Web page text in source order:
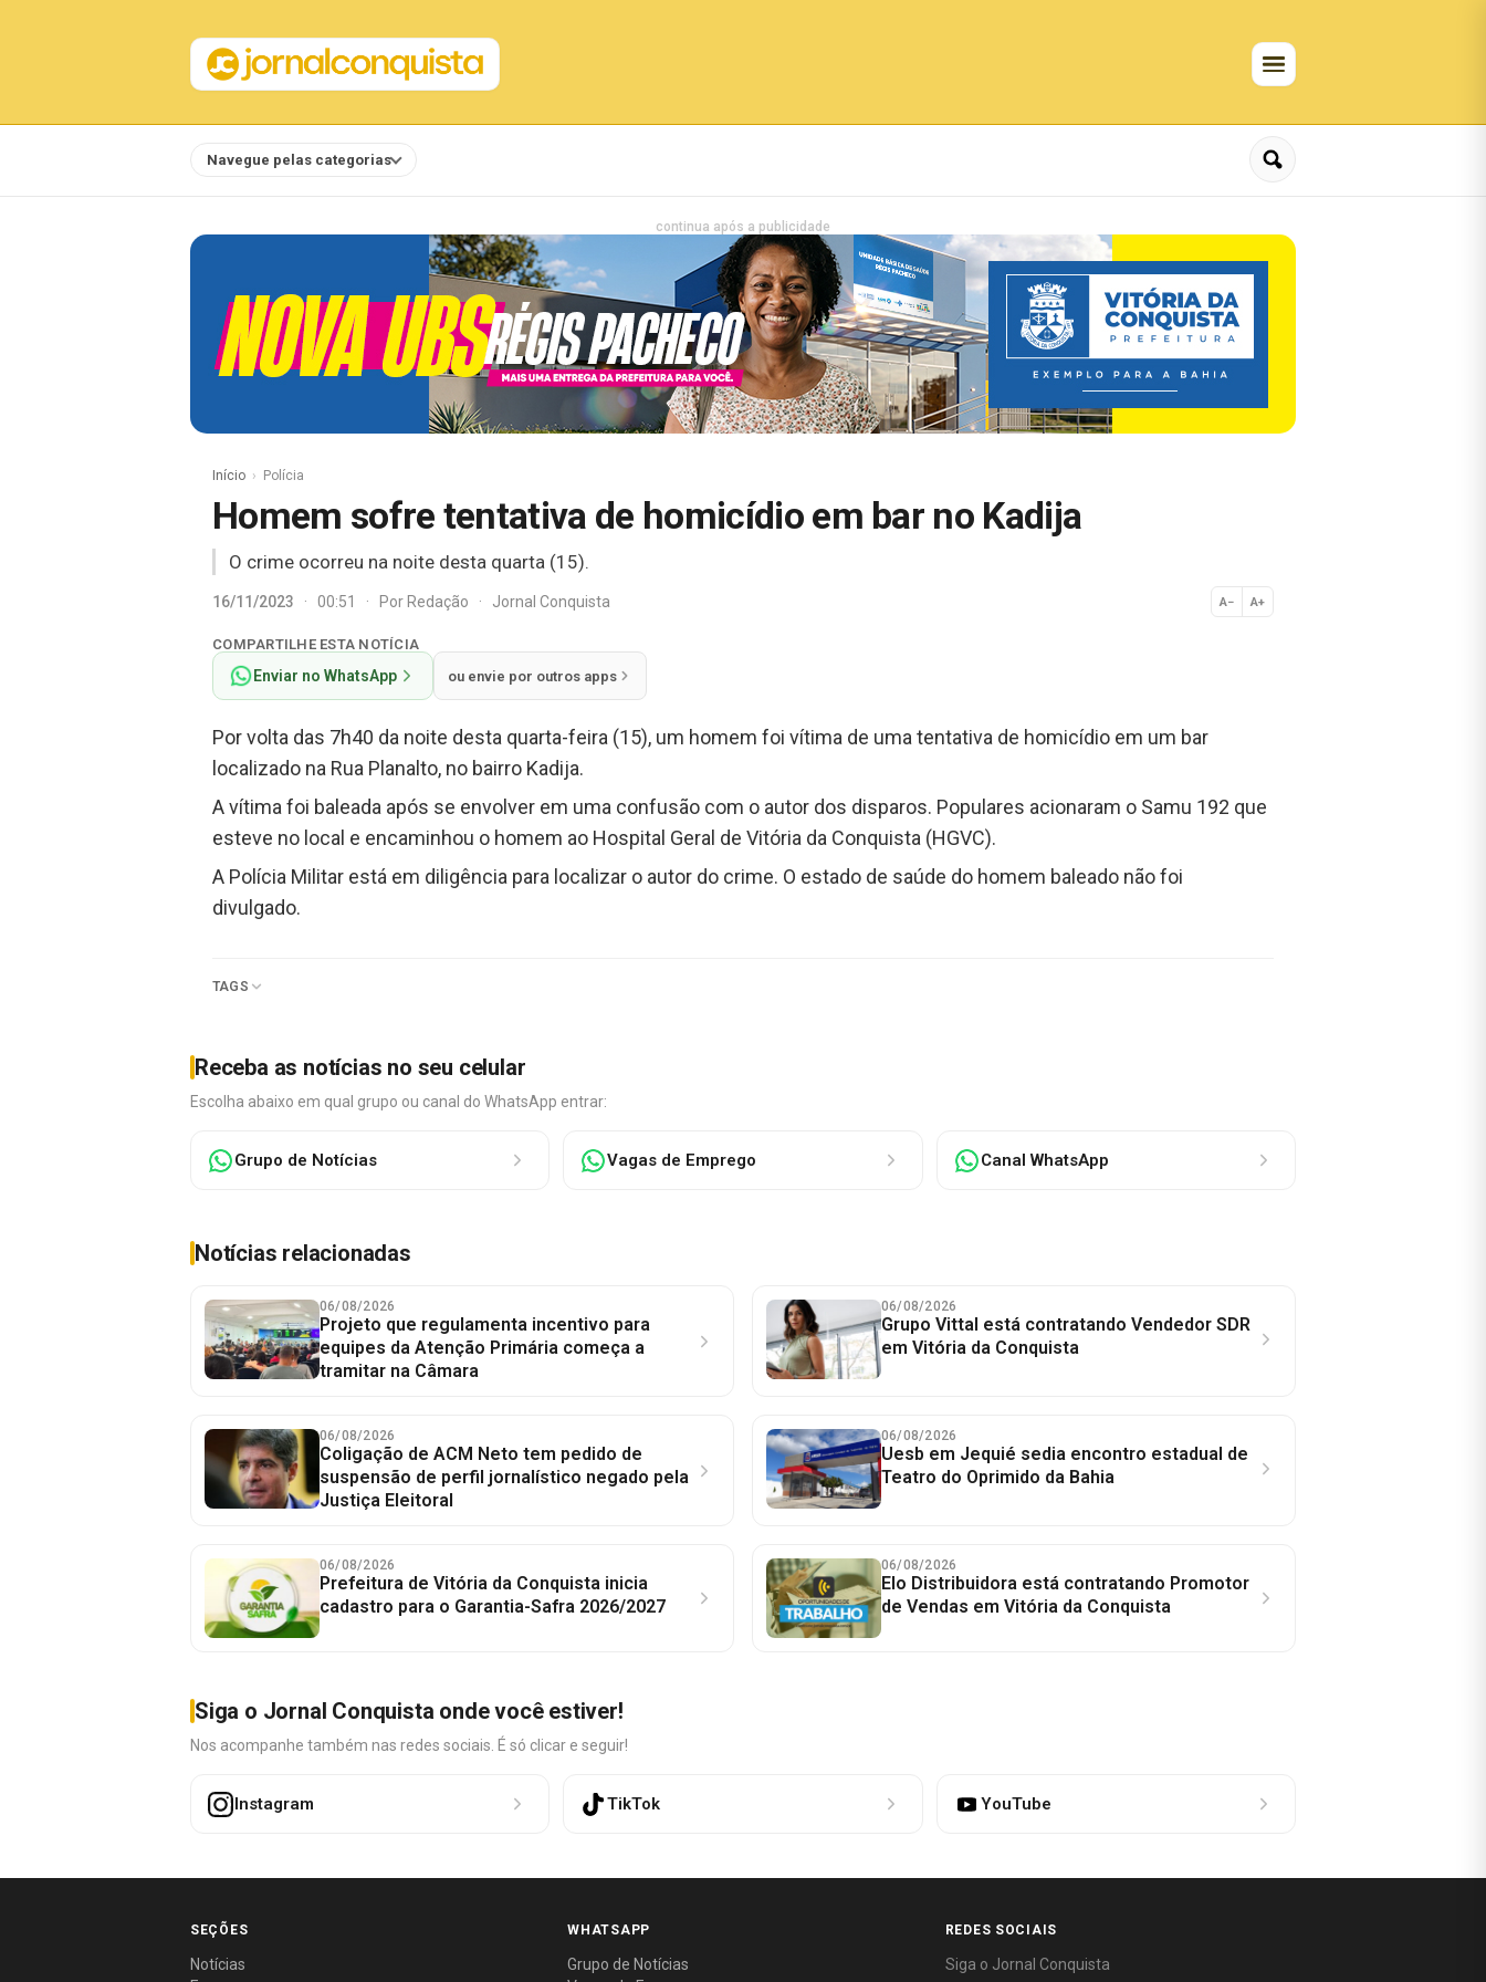
Navegue pelas categorias
continua após a publicidade
Início Polícia
Homem sofre tentativa de homicídio em bar no Kadija
O crime ocorreu na noite desta quarta (15).
16/11/2023 · 00:51 · PorRedação · Jornal Conquista A− A+
Normal
COMPARTILHE ESTA NOTÍCIA
Enviar no WhatsApp ou envie por outros apps
Por volta das 7h40 da noite desta quarta-feira (15), um homem foi vítima de uma tentativa de homicídio em um bar
localizado na Rua Planalto, no bairro Kadija.
A vítima foi baleada após se envolver em uma confusão com o autor dos disparos. Populares acionaram o Samu 192 que
esteve no local e encaminhou o homem ao Hospital Geral de Vitória da Conquista (HGVC).
A Polícia Militar está em diligência para localizar o autor do crime. O estado de saúde do homem baleado não foi
divulgado.
TAGS
Receba as notícias no seu celular
Escolha abaixo em qual grupo ou canal do WhatsApp entrar:
Grupo de Notícias Vagas de Emprego Canal WhatsApp
Notícias relacionadas
06/08/2026
Projeto que regulamenta incentivo para
equipes da Atenção Primária começa a
tramitar na Câmara
06/08/2026
Grupo Vittal está contratando Vendedor SDR
em Vitória da Conquista
06/08/2026
Coligação de ACM Neto tem pedido de
suspensão de perfil jornalístico negado pela
Justiça Eleitoral
06/08/2026
Uesb em Jequié sedia encontro estadual de
Teatro do Oprimido da Bahia
06/08/2026
Prefeitura de Vitória da Conquista inicia
cadastro para o Garantia-Safra 2026/2027
06/08/2026
Elo Distribuidora está contratando Promotor
de Vendas em Vitória da Conquista
Siga o Jornal Conquista onde você estiver!
Nos acompanhe também nas redes sociais. É só clicar e seguir!
Instagram TikTok YouTube
SEÇÕES
Notícias
WHATSAPP
Grupo de Notícias
REDES SOCIAIS
Siga o Jornal Conquista